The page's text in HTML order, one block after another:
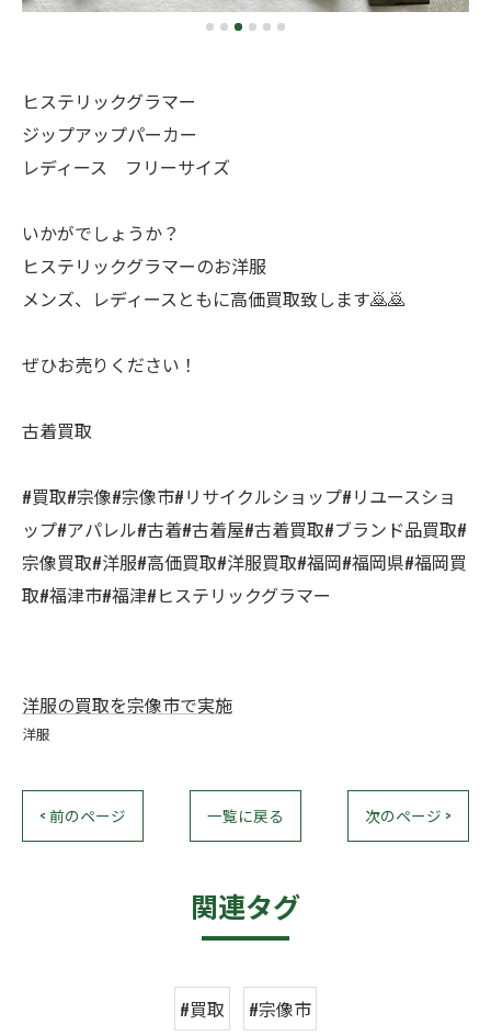
ヒステリックグラマー
ジップアップパーカー
レディース フリーサイズ
いかがでしょうか？
ヒステリックグラマーのお洋服
メンズ、レディースともに高価買取致します🙇🙇
ぜひお売りください！
古着買取
#買取#宗像#宗像市#リサイクルショップ#リユースショ
ップ#アパレル#古着#古着屋#古着買取#ブランド品買取#
宗像買取#洋服#高価買取#洋服買取#福岡#福岡県#福岡買
取#福津市#福津#ヒステリックグラマー
洋服の買取を宗像市で実施
洋服
< 前のページ 一覧に戻る 次のページ >
関連タグ
#買取 #宗像市